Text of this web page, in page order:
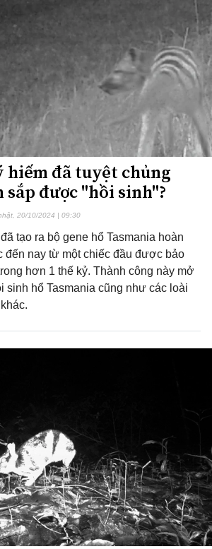
hiếm đã tuyệt chủng
sắp được "hồi sinh"?
20/10/2024 | 09:30
tạo ra bộ gene hổ Tasmania hoàn
đến nay từ một chiếc đầu được bảo
hơn 1 thế kỷ. Thành công này mở
sinh hổ Tasmania cũng như các loài